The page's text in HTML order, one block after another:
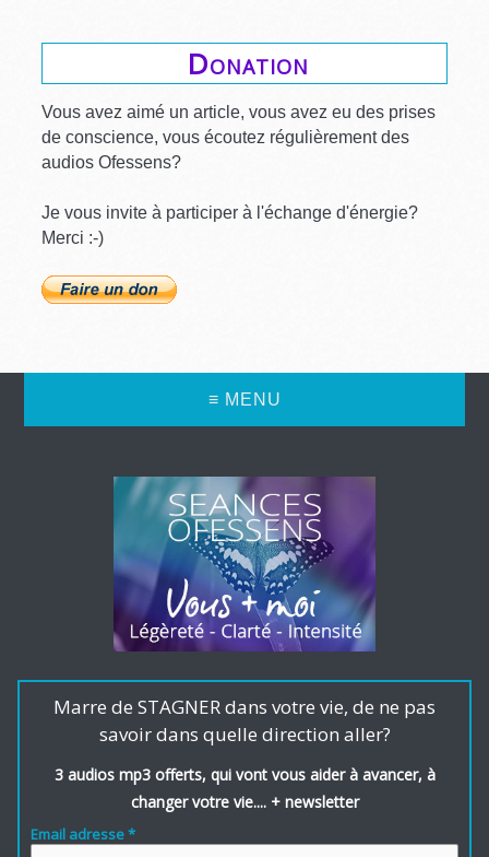
Donation
Vous avez aimé un article, vous avez eu des prises
de conscience, vous écoutez régulièrement des
audios Ofessens?
Je vous invite à participer à l'échange d'énergie?
Merci :-)
≡ MENU
Marre de STAGNER dans votre vie, de ne pas
savoir dans quelle direction aller?
3 audios mp3 offerts, qui vont vous aider à avancer, à
changer votre vie.... + newsletter
Email adresse *